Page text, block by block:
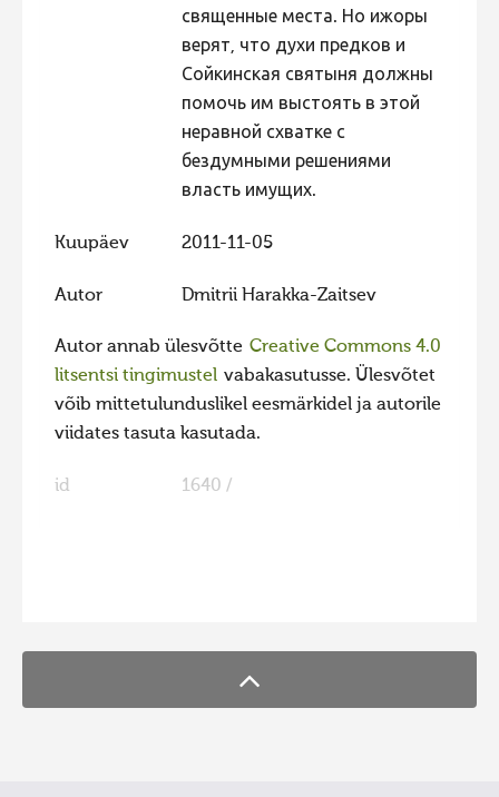
священные места. Но ижоры
верят, что духи предков и
Сойкинская святыня должны
помочь им выстоять в этой
неравной схватке с
бездумными решениями
власть имущих.
Kuupäev 2011-11-05
Autor Dmitrii Harakka-Zaitsev
Autor annab ülesvõtte Creative Commons 4.0
litsentsi tingimustel vabakasutusse. Ülesvõtet
võib mittetulunduslikel eesmärkidel ja autorile
viidates tasuta kasutada.
id 1640 /